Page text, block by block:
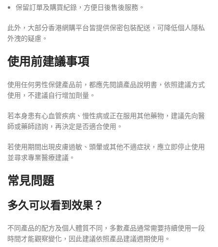
保留訂單及購買紀錄，方便日後售後服務。
此外，大部分香港網購平台皆提供保密包裝配送，可降低個人隱私
外洩的疑慮。
使用前建議事項
使用任何男性保健產品前，都應先閱讀產品說明書，依照建議方式
使用，不建議自行增加劑量。
若本身患有心血管疾病、慢性病或正在服用其他藥物，建議先向醫
師或藥師諮詢，再決定是否適合使用。
若使用期間出現皮膚過敏、頭暈或其他不適症狀，應立即停止使用
並尋求專業醫療建議。
常見問題
多久可以看到效果？
不同產品的配方及個人體質不同，多數產品通常需要持續使用一段
時間才能觀察變化，因此建議依照產品建議週期使用。